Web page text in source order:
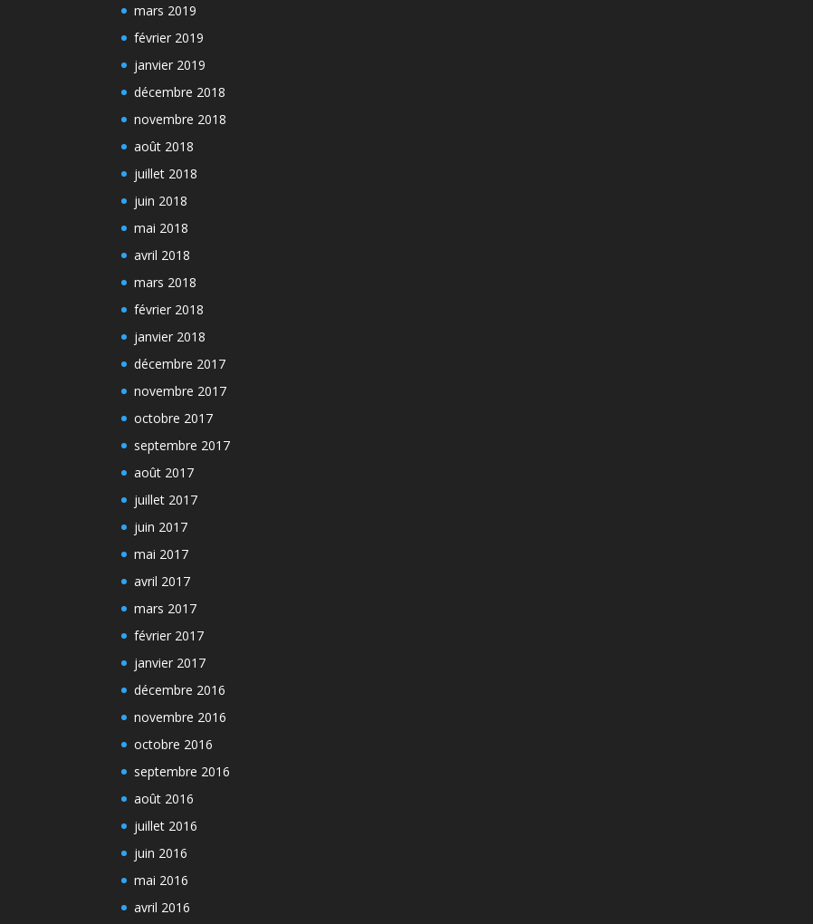
mars 2019
février 2019
janvier 2019
décembre 2018
novembre 2018
août 2018
juillet 2018
juin 2018
mai 2018
avril 2018
mars 2018
février 2018
janvier 2018
décembre 2017
novembre 2017
octobre 2017
septembre 2017
août 2017
juillet 2017
juin 2017
mai 2017
avril 2017
mars 2017
février 2017
janvier 2017
décembre 2016
novembre 2016
octobre 2016
septembre 2016
août 2016
juillet 2016
juin 2016
mai 2016
avril 2016